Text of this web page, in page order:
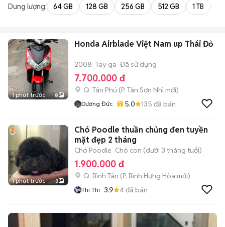
Dung lượng: 64 GB 128 GB 256 GB 512 GB 1 TB
1 phút trước 8
Honda Airblade Việt Nam up Thái Đỏ
2008 Tay ga Đã sử dụng
7.700.000 đ
Q. Tân Phú (P. Tân Sơn Nhì mới)
Dương Đức 5.0 135 đã bán
1 phút trước 3
Chó Poodle thuần chủng đen tuyền
mặt đẹp 2 tháng
Chó Poodle Chó con (dưới 3 tháng tuổi)
1.900.000 đ
Q. Bình Tân (P. Bình Hưng Hòa mới)
Thi Thi 3.9 4đã bán